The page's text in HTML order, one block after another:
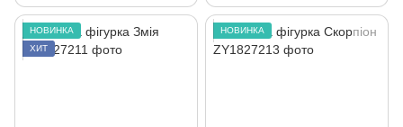
НОВИНКА
ХИТ
НОВИНКА